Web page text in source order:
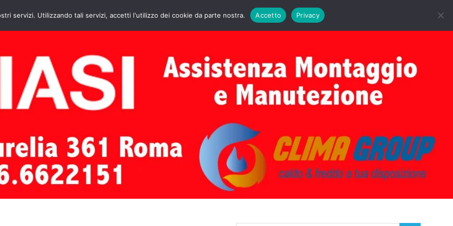
HOME CONTATTI ASSISTENZA CALDAIE BIASI PRIMA ACCENSIONE CALDAIE BIASI
servizi. Utilizzando tali servizi, accetti l'utilizzo dei cookie da parte nostra. Accetto Privacy